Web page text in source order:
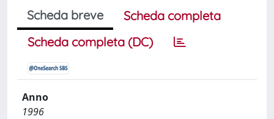
Scheda breve
Scheda completa
Scheda completa (DC)
Anno
1996